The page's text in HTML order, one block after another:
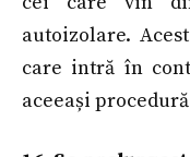
autoizolare.
care intră în
aceeași